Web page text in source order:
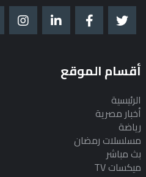
أقسام الموقع
الرئيسية
أخبار مصرية
رياضة
مسلسلات رمضان
بث مباشر
ميكسات TV